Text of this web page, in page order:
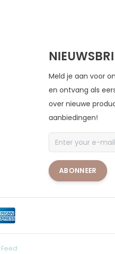
Meld je aan voor
en ontvang als
over nieuwe
aanbiedingen!
ABONNEER
Feed